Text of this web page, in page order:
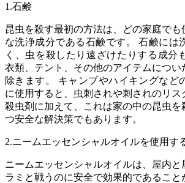
1.石鹸
昆虫を殺す最初の方法は、どの家庭でも
な洗浄成分である石鹸です。 石鹸には
く、虫を殺したり遠ざけたりする成分
衣類、テント、その他のアイテムについ
除きます。 キャンプやハイキングなど
に使用すると、虫刺されや刺されのリス
殺虫剤に加えて、これは家の中の昆虫を
つ安全な解決策でもあります。
2.ニームエッセンシャルオイルを使用す
ニームエッセンシャルオイルは、屋内と
ラミと戦うのに安全で効果的であること